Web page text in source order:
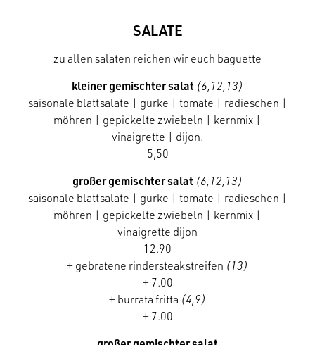
SALATE
zu allen salaten reichen wir euch baguette
kleiner gemischter salat (6,12,13)
saisonale blattsalate | gurke | tomate | radieschen |
möhren | gepickelte zwiebeln | kernmix |
vinaigrette | dijon.
5,50
großer gemischter salat (6,12,13)
saisonale blattsalate | gurke | tomate | radieschen |
möhren | gepickelte zwiebeln | kernmix |
vinaigrette dijon
12.90
+ gebratene rindersteakstreifen (13)
+ 7.00
+ burrata fritta (4,9)
+ 7.00